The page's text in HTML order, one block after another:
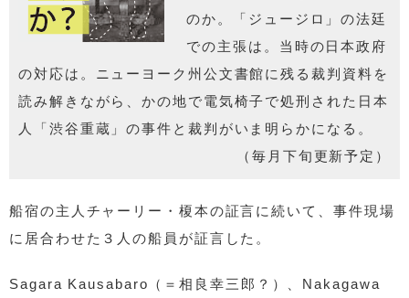
のか。「ジュージロ」の法廷
での主張は。当時の日本政府
の対応は。ニューヨーク州公文書館に残る裁判資料を
読み解きながら、かの地で電気椅子で処刑された日本
人「渋谷重蔵」の事件と裁判がいま明らかになる。
（毎月下旬更新予定）
船宿の主人チャーリー・榎本の証言に続いて、事件現場
に居合わせた３人の船員が証言した。
Sagara Kausabaro（＝相良幸三郎？）、Nakagawa